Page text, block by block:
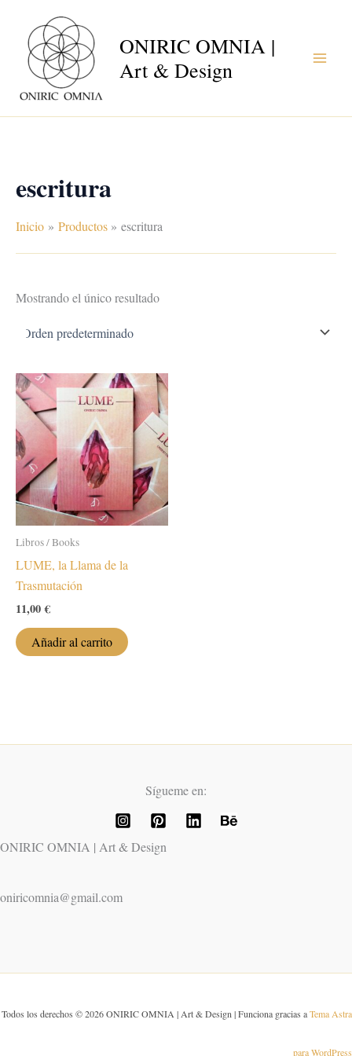
contenido
ONIRIC OMNIA |
Art & Design
escritura
Inicio Productos escritura
Mostrando el único resultado
Libros / Books
LUME, la Llama de la
Trasmutación
11,00€
Añadir al carrito
Sígueme en:
ONIRIC OMNIA | Art & Design
oniricomnia@gmail.com
Todos los derechos © 2026 ONIRIC OMNIA | Art & Design | Funciona gracias aTema Astra
para WordPress